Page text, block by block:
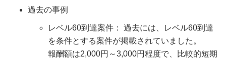
過去の事例
レベル60到達案件： 過去には、レベル60到達
を条件とする案件が掲載されていました。
報酬額は2,000円～3,000円程度で、比較的短期